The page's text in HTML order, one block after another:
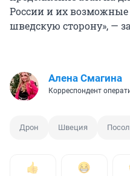
России и их
шведскую сторону», —
Алена Смагина
Корреспондент
Дрон Швеция